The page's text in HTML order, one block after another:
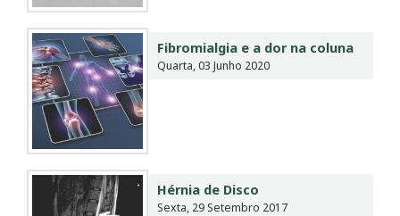
Fibromialgia e a dor na coluna
Quarta, 03 Junho 2020
Hérnia de Disco
Sexta, 29 Setembro 2017